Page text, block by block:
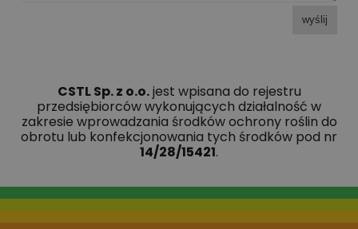
wyślij
CSTL Sp. z o.o.jest wpisana do rejestru
przedsiębiorców wykonujących działalność w
zakresie wprowadzania środków ochrony roślin do
obrotu lub konfekcjonowania tych środków pod nr
14/28/15421.